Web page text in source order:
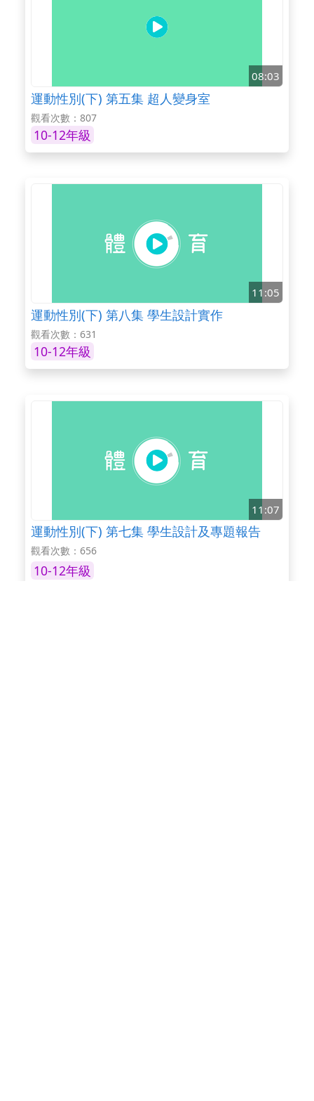
08:03
運動性別(下) 第五集 超人變身室
觀看次數：807
10-12年級
11:05
運動性別(下) 第八集 學生設計實作
觀看次數：631
10-12年級
11:07
運動性別(下) 第七集 學生設計及專題報告
觀看次數：656
10-12年級